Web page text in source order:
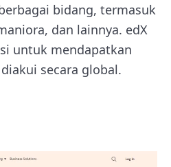
bidang, termasuk
dan lainnya. edX
untuk mendapatkan
secara global.